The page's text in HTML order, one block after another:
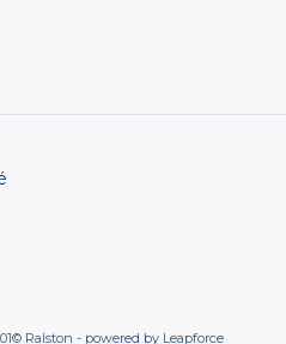
© Ralston - powered by Leapforce